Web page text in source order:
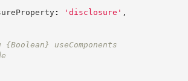
: ' disclosure ' ,
{Boolean}
useComponents